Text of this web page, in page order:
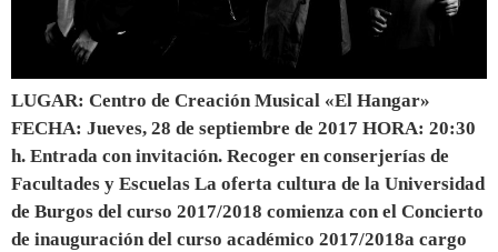
LUGAR: Centro de Creación Musical «El Hangar»
FECHA: Jueves, 28 de septiembre de 2017 HORA: 20:30
h. Entrada con invitación. Recoger en conserjerías de
Facultades y Escuelas La oferta cultura de la Universidad
de Burgos del curso 2017/2018 comienza con el Concierto
de inauguración del curso académico 2017/2018a cargo